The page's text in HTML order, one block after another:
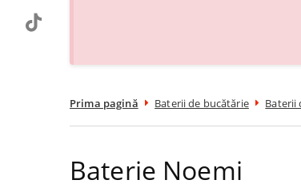
Prima pagină Baterii de bucătărie Baterii
Baterie Noemi